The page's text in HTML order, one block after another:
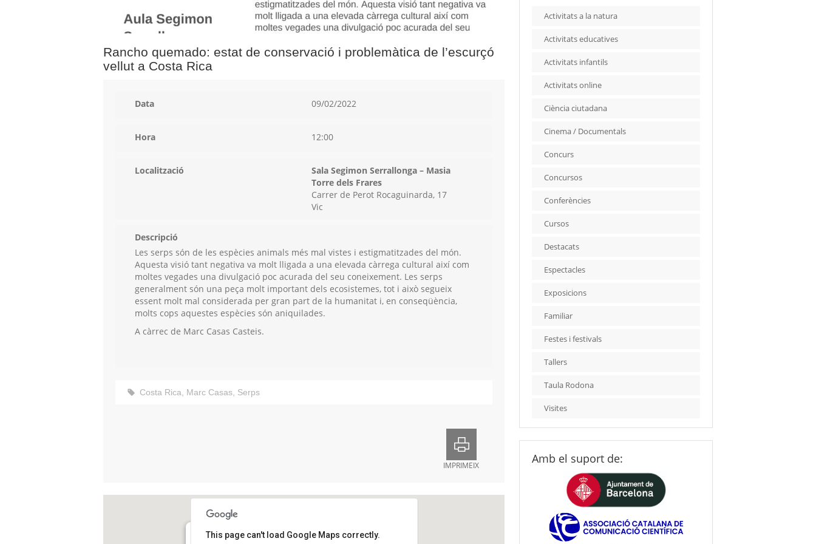
Rancho quemado: estat de conservació i problemàtica de l’escurçó
vellut a Costa Rica
Data 09/02/2022
Hora 12:00
Localització
Sala Segimon Serrallonga – Masia
Torre dels Frares
Carrer de Perot Rocaguinarda, 17
Vic
Descripció
Les serps són de les espècies animals més mal vistes i estigmatitzades del món.
Aquesta visió tant negativa va molt lligada a una elevada càrrega cultural així com
moltes vegades una divulgació poc acurada del seu coneixement. Les serps
generalment són una peça molt important dels ecosistemes, tot i això segueix
essent molt mal considerada per gran part de la humanitat i, en conseqüència,
molts cops aquestes espècies són aniquilades.
A càrrec de Marc Casas Casteis.
Costa Rica, Marc Casas, Serps
IMPRIMEIX
This page can't load Google Maps correctly.
Activitats a la natura
Activitats educatives
Activitats infantils
Activitats online
Ciència ciutadana
Cinema / Documentals
Concurs
Concursos
Conferències
Cursos
Destacats
Espectacles
Exposicions
Familiar
Festes i festivals
Tallers
Taula Rodona
Visites
Amb el suport de: